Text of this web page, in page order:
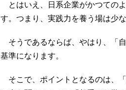
とはいえ、日系企業がかつての
す。つまり、実践力を養う場は少
そうであるならば、やはり、「
基準になります。
そこで、ポイントとなるのは、